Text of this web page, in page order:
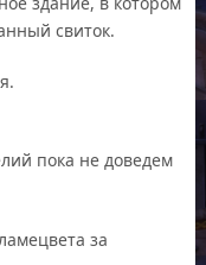
свиток.
пока не доведем
за